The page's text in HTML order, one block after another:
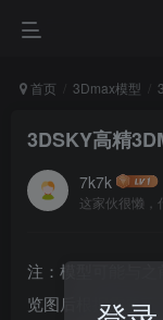
首页 3Dmax模型
3DSKY高精
7k7k
这家伙很懒，
注：模型可能与
览图后根据需要下载